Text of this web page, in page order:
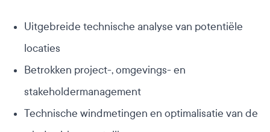
Uitgebreide technische analyse van potentiële
locaties
Betrokken project-, omgevings- en
stakeholdermanagement
Technische windmetingen en optimalisatie van de